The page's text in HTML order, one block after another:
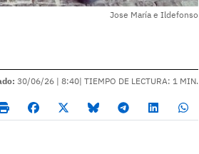
Jose María e Ildefonso
30/06/26 | 8:40| TIEMPO DE LECTURA: 1 MIN.